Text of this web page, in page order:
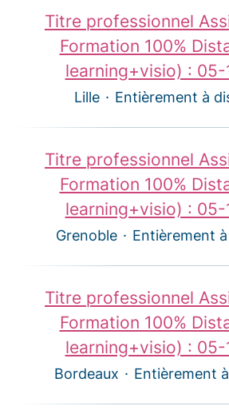
Titre professionnel
Formation 100%
learning+visio) :
Lille · Entièrement à
Titre professionnel
Formation 100%
learning+visio) :
Grenoble · Entièrement
Titre professionnel
Formation 100%
learning+visio) :
Bordeaux · Entièrement